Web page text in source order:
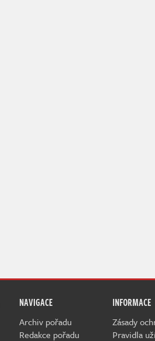
NAVIGACE
Archiv pořadu
Redakce pořadu
INFORMACE
Zásady
Pravidla